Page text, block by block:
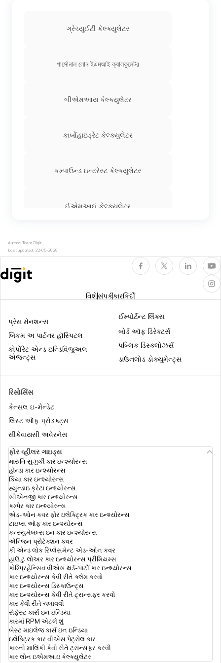
ગ્રેચ્યુઈટી કેલ્ક્યુલેટર
পার্সোনাল লোন ইএমআই ক্যালকুলেটর
બીએમઆય કેલ્ક્યુલેટર
કાર્બોહાઇડ્રેટ કેલ્ક્યુલેટર
કમ્પાઉન્ડ ઇન્ટરેસ્ટ કેલ્ક્યુલેટર
ઈએમઆઈ કેલ્ક્યુલેટર
প্রেগন্যান্সি দ্যু ডেট ক্যালকুলেটর অনলাইন ক্যালকুলেটর
এনএসসি ক্যালকুলেটর
এসআইপি ক্যালকুলেটর
બાઇક લોન EMI કેલ્ક્યુલેટર
ওভ্যুলেশন তারিখ ক্যালকুলেটর
Author: Team Digit
Last updated: 22-05-2026
વિશેસંપર્કકારકિર્દી
રિસોર્સિસ
કેન્સલ ઇ-મેન્ડેટ
લિસ્ટ ઑફ પ્રોડક્ટ્સ
સીકેવાયસી અવેરનેસ
પ્રેસ મેનશન્સ
બિકમ અ પાર્ટનર હૉસ્પિટલ
કોર્પોરેટ એન્ડ ઇન્ડિવિજુઅલ
એજન્ટ્સ
ઈમ્પોર્ટન્ટ લિંક્સ
બોર્ડ ઑફ ડિરેક્ટર્સ
પબ્લિક ડિસ્ક્લોઝર્સ
ડાઉનલોડ ડોક્યુમેન્ટ્સ
ફોર વ્હીલર ગાઇડ્સ
મારુતિ સુઝુકી કાર ઇન્શ્યોરન્સ
હોન્ડા કાર ઇન્શ્યોરન્સ
કિયા કાર ઇન્શ્યોરન્સ
હ્યુન્ડાઇ ક્રેટા ઇન્શ્યોરન્સ
સીએનજી કાર ઇન્શ્યોરન્સ
કમ્પેર કાર ઇન્શ્યોરન્સ
એડ-ઓન કવર ફોર ઇલેક્ટ્રિક કાર ઇન્શ્યોરન્સ
ટાઇપ્સ ઑફ કાર ઇન્શ્યોરન્સ
કન્સ્યુમેબલ્સ ઇન કાર ઇન્શ્યોરન્સ
એન્જિન પ્રોટેક્શન કવર
કી એન્ડ લોક રિપ્લેસમેન્ટ એડ-ઓન કવર
હાઉ ટુ લોઅર કાર ઇન્શ્યોરન્સ પ્રીમિયમ્સ
કોમ્પ્રિહેન્સિવ વીએસ થર્ડ-પાર્ટી કાર ઇન્શ્યોરન્સ
કાર ઇન્શ્યોરન્સ કેવી રીતે ક્લેમ કરવો
કાર ઇન્શ્યોરન્સ ડિસ્કાઉન્ટ્સ
કાર ઇન્શ્યોરન્સ કેવી રીતે ટ્રાન્સફર કરવો
કાર કેવી રીતે ચલાવવી
સેફેસ્ટ કાર્સ ઇન ઇન્ડિયા
કારમાં RPM એટલે શું
બેસ્ટ માઇલેજ કાર્સ ઇન ઇન્ડિયા
ઇલેક્ટ્રિક કાર વીએસ પેટ્રોલ કાર
કારની માલિકી કેવી રીતે ટ્રાન્સફર કરવી
કાર લોન ઇએમઆઇ કેલ્ક્યુલેટર